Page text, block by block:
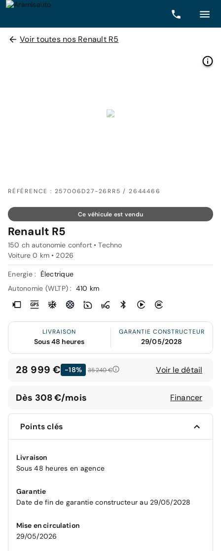
Voir toutes nos Renault R5
RÉFÉRENCE : 257006D27-26RR5 / 2644466
Ce véhicule est vendu
Renault R5
150 ch autonomie confort • Techno
Voiture 0 km • 2026
Energie :
Électrique
Autonomie (WLTP) : 410 km
LIVRAISON
Sous 48 heures
GARANTIE CONSTRUCTEUR
29/05/2028
28 999 € -18% 35 240 € Voir le détail
Dès 308 €/mois Financer
Points clés
Livraison
Sous 48 heures en agence
Garantie
Date de fin de garantie constructeur au 29/05/2028
Mise en circulation
29/05/2026